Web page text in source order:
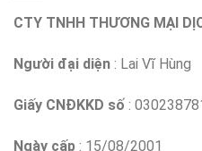
CTY TNHH THƯƠNG MẠI
Người đại diện : Lai Vĩ Hùng
Giấy CNĐKKD số :
Ngày cấp : 15/08/2001